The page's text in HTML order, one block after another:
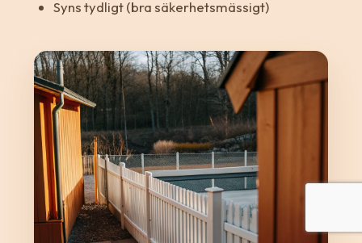
Syns tydligt (bra säkerhetsmässigt)